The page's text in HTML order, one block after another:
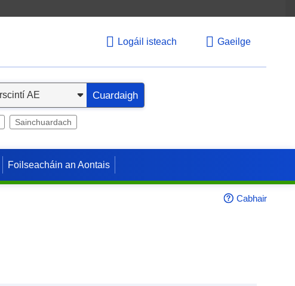
Logáil isteach Gaeilge
Cuardaigh
Sainchuardach
Foilseacháin an Aontais
Cabhair